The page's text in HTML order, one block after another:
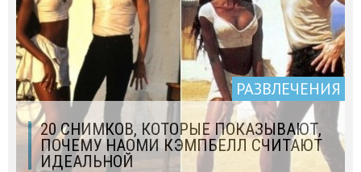
РАЗВЛЕЧЕНИЯ
20 СНИМКОВ, КОТОРЫЕ ПОКАЗЫВАЮТ,
ПОЧЕМУ НАОМИ КЭМПБЕЛЛ СЧИТАЮТ
ИДЕАЛЬНОЙ